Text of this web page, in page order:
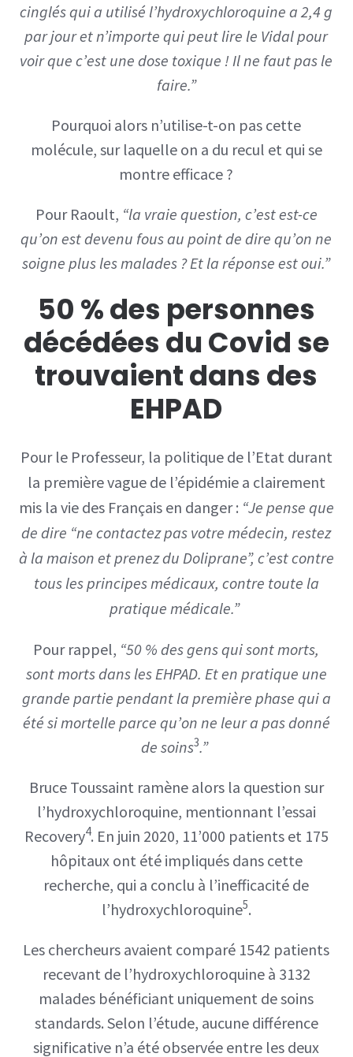
cinglés qui a utilisé l’hydroxychloroquine a 2,4 g
par jour et n’importe qui peut lire le Vidal pour
voir que c’est une dose toxique ! Il ne faut pas le
faire.”
Pourquoi alors n’utilise-t-on pas cette
molécule, sur laquelle on a du recul et qui se
montre efficace ?
Pour Raoult, “la vraie question, c’est est-ce
qu’on est devenu fous au point de dire qu’on ne
soigne plus les malades ? Et la réponse est oui.”
50 % des personnes
décédées du Covid se
trouvaient dans des
EHPAD
Pour le Professeur, la politique de l’Etat durant
la première vague de l’épidémie a clairement
mis la vie des Français en danger : “Je pense que
de dire “ne contactez pas votre médecin, restez
à la maison et prenez du Doliprane”, c’est contre
tous les principes médicaux, contre toute la
pratique médicale.”
Pour rappel, “50 % des gens qui sont morts,
sont morts dans les EHPAD. Et en pratique une
grande partie pendant la première phase qui a
été si mortelle parce qu’on ne leur a pas donné
de soins3.”
Bruce Toussaint ramène alors la question sur
l’hydroxychloroquine, mentionnant l’essai
Recovery4. En juin 2020, 11’000 patients et 175
hôpitaux ont été impliqués dans cette
recherche, qui a conclu à l’inefficacité de
l’hydroxychloroquine5.
Les chercheurs avaient comparé 1542 patients
recevant de l’hydroxychloroquine à 3132
malades bénéficiant uniquement de soins
standards. Selon l’étude, aucune différence
significative n’a été observée entre les deux